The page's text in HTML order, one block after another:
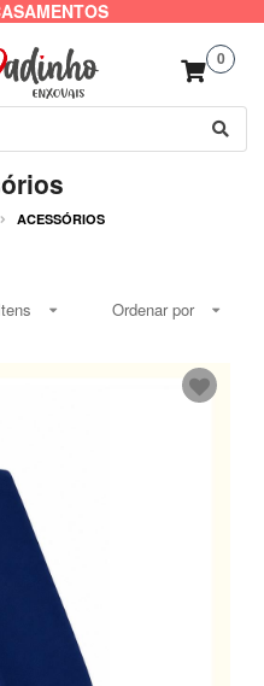
0
ACESSÓRIOS
Ordenar por